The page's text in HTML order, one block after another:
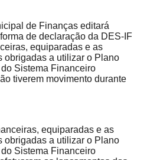
de Finanças editará
de declaração da DES-IF
equiparadas e as
obrigadas a utilizar o Plano
Sistema Financeiro
tiverem movimento durante
equiparadas e as
obrigadas a utilizar o Plano
Sistema Financeiro